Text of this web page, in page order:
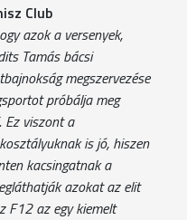
Club
azok a versenyek,
Tamás bácsi
megszervezése
próbálja meg
Ez viszont a
is jó, hiszen
kacsingatnak a
azokat az elit
F12 az egy kiemelt